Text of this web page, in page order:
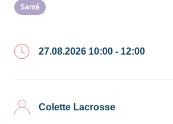
Santé
27.08.2026 10:00 - 12:00
Colette Lacrosse